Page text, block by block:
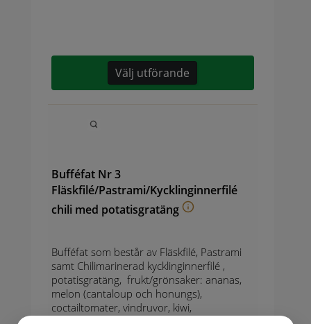
Välj utförande
Bufféfat Nr 3
Fläskfilé/Pastrami/Kycklinginnerfilé
chili med potatisgratäng
Bufféfat som består av Fläskfilé, Pastrami
samt Chilimarinerad kycklinginnerfilé ,
potatisgratäng, frukt/grönsaker: ananas,
melon (cantaloup och honungs),
coctailtomater, vindruvor, kiwi,